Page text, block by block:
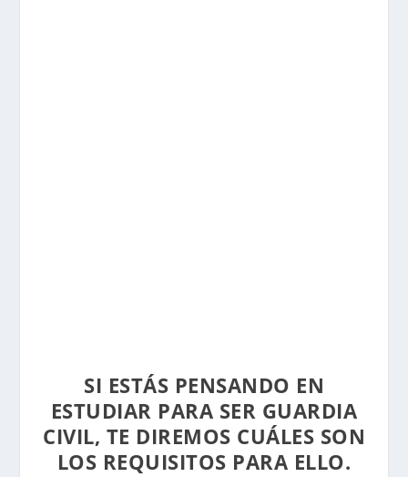
SI ESTÁS PENSANDO EN
ESTUDIAR PARA SER GUARDIA
CIVIL, TE DIREMOS CUÁLES SON
LOS REQUISITOS PARA ELLO.